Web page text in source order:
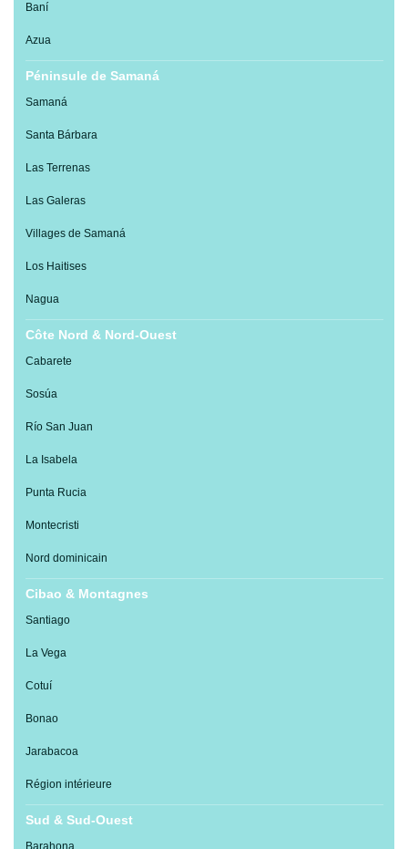
Baní
Azua
Péninsule de Samaná
Samaná
Santa Bárbara
Las Terrenas
Las Galeras
Villages de Samaná
Los Haitises
Nagua
Côte Nord & Nord-Ouest
Cabarete
Sosúa
Río San Juan
La Isabela
Punta Rucia
Montecristi
Nord dominicain
Cibao & Montagnes
Santiago
La Vega
Cotuí
Bonao
Jarabacoa
Région intérieure
Sud & Sud-Ouest
Barahona